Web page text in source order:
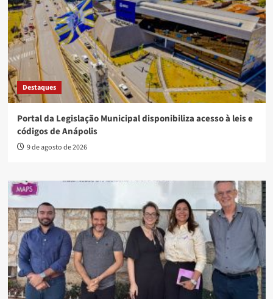
Destaques
Portal da Legislação Municipal disponibiliza acesso à leis e
códigos de Anápolis
9 de agosto de 2026